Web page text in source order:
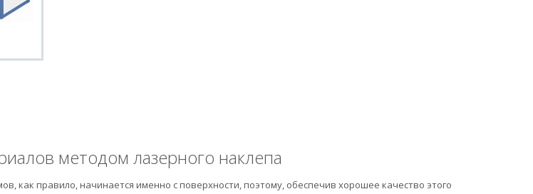
методом лазерного наклепа
как правило, начинается именно с поверхности, поэтому, обеспечив хорошее качество этого